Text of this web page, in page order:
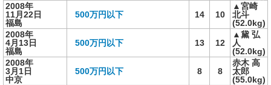
2008年
11月22日
福島
500万円以下 14 10
▲宮崎
北斗
(52.0kg)
2008年
4月13日
福島
500万円以下 13 12
▲黛 弘
人
(52.0kg)
2008年
3月1日
中京
500万円以下 8 8
赤木 高
太郎
(55.0kg)